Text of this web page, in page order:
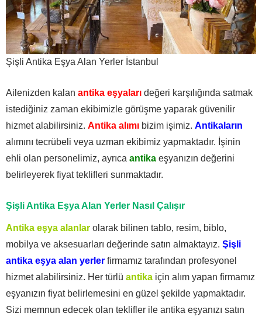
Şişli Antika Eşya Alan Yerler İstanbul
Ailenizden kalan antika eşyaları değeri karşılığında satmak
istediğiniz zaman ekibimizle görüşme yaparak güvenilir
hizmet alabilirsiniz. Antika alımı bizim işimiz. Antikaların
alımını tecrübeli veya uzman ekibimiz yapmaktadır. İşinin
ehli olan personelimiz, ayrıca antika eşyanızın değerini
belirleyerek fiyat teklifleri sunmaktadır.
Şişli Antika Eşya Alan Yerler Nasıl Çalışır
Antika eşya alanlar olarak bilinen tablo, resim, biblo,
mobilya ve aksesuarları değerinde satın almaktayız. Şişli
antika eşya alan yerler firmamız tarafından profesyonel
hizmet alabilirsiniz. Her türlü antika için alım yapan firmamız
eşyanızın fiyat belirlemesini en güzel şekilde yapmaktadır.
Sizi memnun edecek olan teklifler ile antika eşyanızı satın